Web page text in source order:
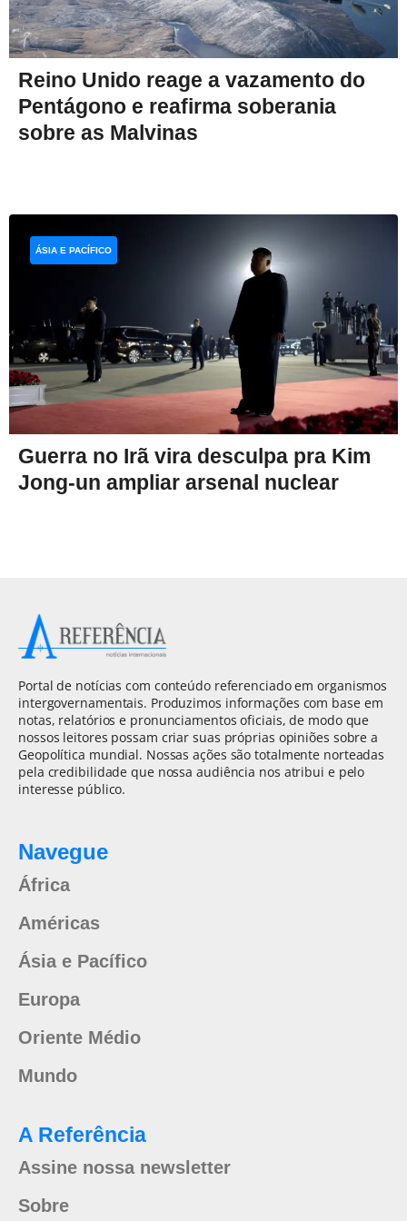
Reino Unido reage a vazamento do
Pentágono e reafirma soberania
sobre as Malvinas
Guerra no Irã vira desculpa pra Kim
Jong-un ampliar arsenal nuclear
ÁSIA E PACÍFICO
Portal de notícias com conteúdo referenciado em organismos
intergovernamentais. Produzimos informações com base em
notas, relatórios e pronunciamentos oficiais, de modo que
nossos leitores possam criar suas próprias opiniões sobre a
Geopolítica mundial. Nossas ações são totalmente norteadas
pela credibilidade que nossa audiência nos atribui e pelo
interesse público.
Navegue
África
Américas
Ásia e Pacífico
Europa
Oriente Médio
Mundo
A Referência
Assine nossa newsletter
Sobre